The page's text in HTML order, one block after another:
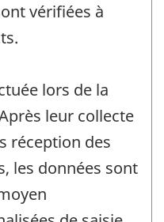
vérifiées à
lors de la
leur collecte
réception des
les données sont